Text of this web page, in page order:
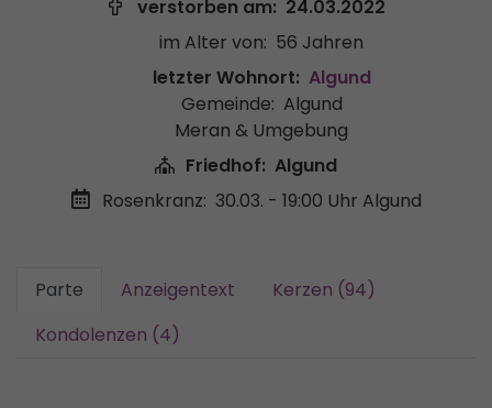
verstorben am: 24.03.2022
im Alter von: 56 Jahren
letzter Wohnort: Algund
Gemeinde: Algund
Meran & Umgebung
Friedhof: Algund
Rosenkranz: 30.03. - 19:00 Uhr Algund
Parte Anzeigentext
Kerzen (94)
Kondolenzen (4)